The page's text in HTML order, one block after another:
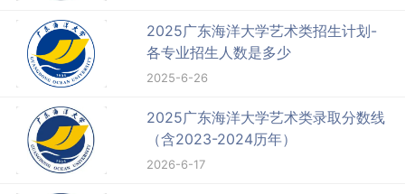
2025广东海洋大学艺术类招生计划-
各专业招生人数是多少
2025-6-26
2025广东海洋大学艺术类录取分数线
（含2023-2024历年）
2026-6-17